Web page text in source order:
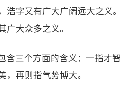
浩字又有广大广阔远大之义。
广大众多之义。
含三个方面的含义：一指才智
，再则指气势博大。